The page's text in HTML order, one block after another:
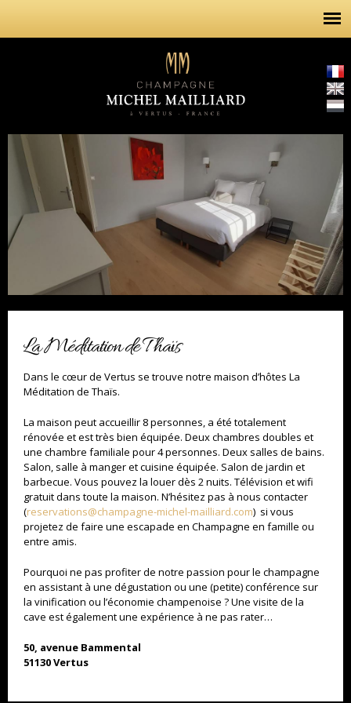
principal
La Méditation de Thaïs
Dans le cœur de Vertus se trouve notre maison d’hôtes La
Méditation de Thaïs.
La maison peut accueillir 8 personnes, a été totalement
rénovée et est très bien équipée. Deux chambres doubles et
une chambre familiale pour 4 personnes. Deux salles de bains.
Salon, salle à manger et cuisine équipée. Salon de jardin et
barbecue. Vous pouvez la louer dès 2 nuits. Télévision et wifi
gratuit dans toute la maison. N’hésitez pas à nous contacter
(reservations@champagne-michel-mailliard.com) si vous
projetez de faire une escapade en Champagne en famille ou
entre amis.
Pourquoi ne pas profiter de notre passion pour le champagne
en assistant à une dégustation ou une (petite) conférence sur
la vinification ou l’économie champenoise ? Une visite de la
cave est également une expérience à ne pas rater…
50, avenue Bammental
51130 Vertus
L'ABUS D'ALCOOL EST DANGEREUX POUR LA SANTÉ, CONSOMMEZ AVEC MODÉRATION